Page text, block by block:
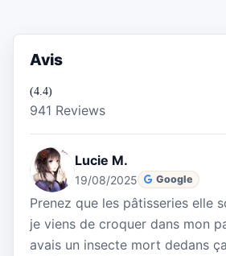
Avis
(4.4)
941 Reviews
Lucie M.
19/08/2025 Google
Prenez que les pâtisseries elle
je viens de croquer dans mon
avais un insecte mort dedans